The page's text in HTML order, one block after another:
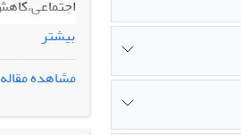
افراد
متغیرهای
هنجارهای
بیشتر
مشاهده مقاله